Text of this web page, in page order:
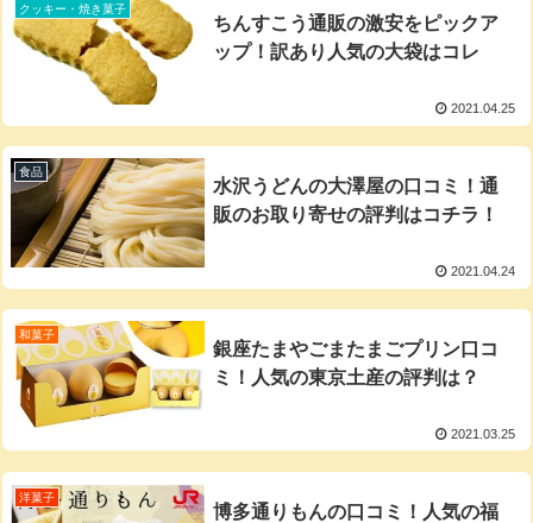
クッキー・焼き菓子
ちんすこう通販の激安をピックア
ップ！訳あり人気の大袋はコレ
2021.04.25
食品
水沢うどんの大澤屋の口コミ！通
販のお取り寄せの評判はコチラ！
2021.04.24
和菓子
銀座たまやごまたまごプリン口コ
ミ！人気の東京土産の評判は？
2021.03.25
洋菓子
博多通りもんの口コミ！人気の福